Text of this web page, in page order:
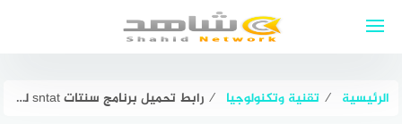
الرئيسية ⁄ تقنية وتكنولوجيا ⁄ رابط تحميل برنامج سنتات sntat للاندرويد apk للايفون مجانا